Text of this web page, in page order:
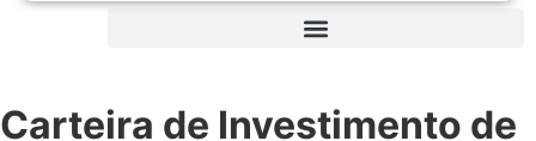
Carteira de Investimento de